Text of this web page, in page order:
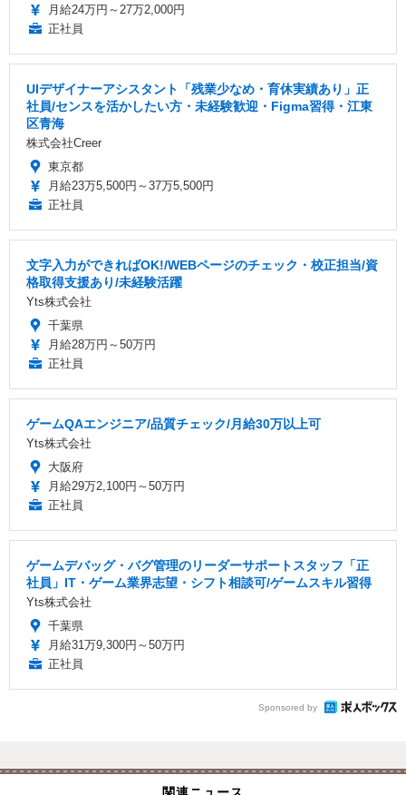
月給24万円～27万2,000円
正社員
UIデザイナーアシスタント「残業少なめ・育休実績あり」正
社員/センスを活かしたい方・未経験歓迎・Figma習得・江東
区青海
株式会社Creer
東京都
月給23万5,500円～37万5,500円
正社員
文字入力ができればOK!/WEBページのチェック・校正担当/資
格取得支援あり/未経験活躍
Yts株式会社
千葉県
月給28万円～50万円
正社員
ゲームQAエンジニア/品質チェック/月給30万以上可
Yts株式会社
大阪府
月給29万2,100円～50万円
正社員
ゲームデバッグ・バグ管理のリーダーサポートスタッフ「正
社員」IT・ゲーム業界志望・シフト相談可/ゲームスキル習得
Yts株式会社
千葉県
月給31万9,300円～50万円
正社員
Sponsored by
関連ニュース